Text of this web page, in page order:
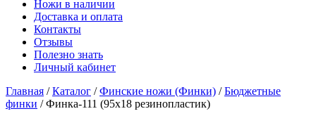
Ножи в наличии
Доставка и оплата
Контакты
Отзывы
Полезно знать
Личный кабинет
Главная /Каталог /Финские ножи (Финки) /Бюджетные
финки /Финка-111 (95х18 резинопластик)